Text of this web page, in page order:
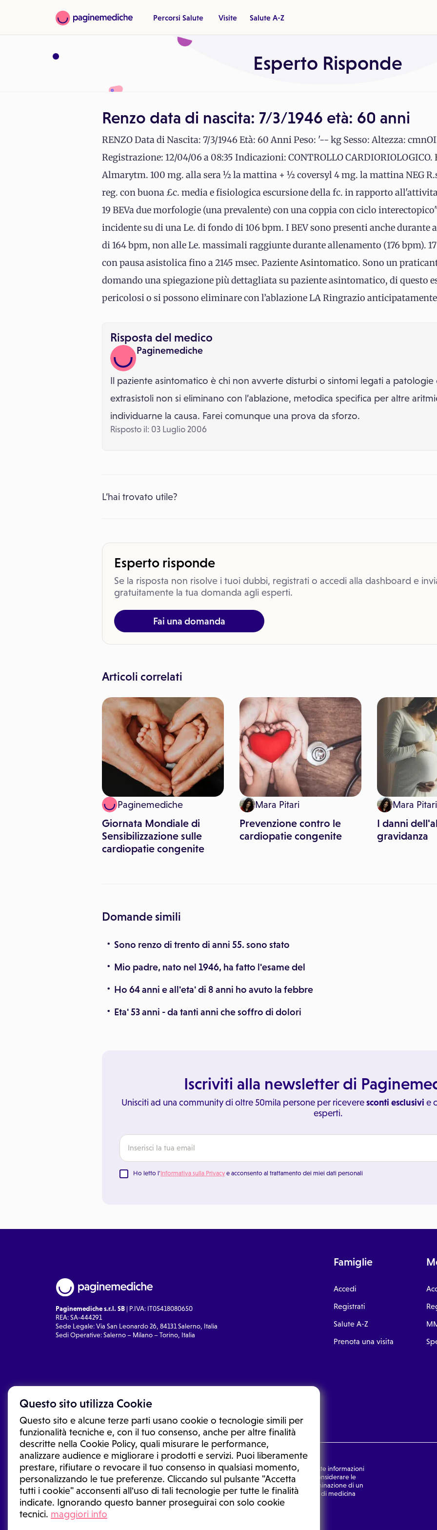
Questo sito utilizza Cookie
Questo sito e alcune terze parti usano cookie o tecnologie simili per
funzionalità tecniche e, con il tuo consenso, anche per altre finalità
descritte nella Cookie Policy, quali misurare le performance,
analizzare audience e migliorare i prodotti e servizi. Puoi liberamente
prestare, rifiutare o revocare il tuo consenso in qualsiasi momento,
personalizzando le tue preferenze. Cliccando sul pulsante "Accetta
tutti i cookie" acconsenti all'uso di tali tecnologie per tutte le finalità
indicate. Ignorando questo banner proseguirai con solo cookie
tecnici. maggiori info
Percorsi Salute Visite Salute A-Z
Esperto Risponde
Renzo data di nascita: 7/3/1946 età: 60 anni
RENZO Data di Nascita: 7/3/1946 Età: 60 Anni Peso: '-- kg Sesso: Altezza:
Registrazione: 12/04/06 a 08:35 Indicazioni: CONTROLLO CARDIORIOLOGICO.
Almarytm. 100 mg. alla sera ½ la mattina + ½ coversyl 4 mg. la mattina NEG
reg. con buona £c. media e fisiologica escursione della fc. in rapporto
19 BEVa due morfologie (una prevalente) con una coppia con ciclo
incidente su di una Le. di fondo di 106 bpm. I BEV sono presenti anche
di 164 bpm, non alle Le. massimali raggiunte durante allenamento (176 bpm).
con pausa asistolica fino a 2145 msec. PazienteAsintomatico. Sono un
domando una spiegazione più dettagliata su paziente asintomatico, di questo
pericolosi o si possono eliminare con l’ablazione LA Ringrazio
Risposta del medico
Paginemediche
Il paziente asintomatico è chi non avverte disturbi o sintomi legati a patologie
extrasistoli non si eliminano con l’ablazione, metodica specifica per altre
individuarne la causa. Farei comunque una prova da sforzo.
Risposto il: 03 Luglio 2006
L’hai trovato utile?
Esperto risponde
Se la risposta non risolve i tuoi dubbi, registrati o accedi alla dashboard e
gratuitamente la tua domanda agli esperti.
Fai una domanda
Articoli correlati
Paginemediche
Giornata Mondiale di
Sensibilizzazione sulle
cardiopatie congenite
Mara Pitari
Prevenzione contro le
cardiopatie congenite
Mara Pitari
I danni
gravidanza
Domande simili
Sono renzo di trento di anni 55. sono stato
Mio padre, nato nel 1946, ha fatto l'esame del
Ho 64 anni e all'eta' di 8 anni ho avuto la febbre
Eta' 53 anni - da tanti anni che soffro di dolori
Iscriviti alla newsletter di
Unisciti ad una community di oltre 50mila persone per riceveresconti esclusivi e
esperti.
Ho letto l'Informativa sulla Privacy e acconsento al trattamento dei miei dati personali
Paginemediche s.r.l. SB | P.IVA: IT05418080650
REA: SA-444291
Sede Legale: Via San Leonardo 26, 84131 Salerno, Italia
Sedi Operative: Salerno – Milano – Torino, Italia
Famiglie
Accedi
Registrati
Salute A-Z
Prenota una visita
Le informazioni proposte in questo sito non sono un consulto medico. In nessun caso, queste informazioni
sostituiscono un consulto, una visita o una diagnosi formulata dal medico. Non si devono considerare le
informazioni disponibili come suggerimenti per la formulazione di una diagnosi, la determinazione di un
trattamento o l'assunzione o sospensione di un farmaco senza prima consultare un medico di medicina
generale o uno specialista.
Condizioni di utilizzo